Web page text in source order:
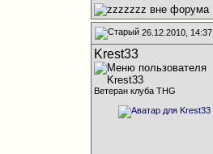
26.12.2010, 14:37
Krest33
Ветеран клуба THG